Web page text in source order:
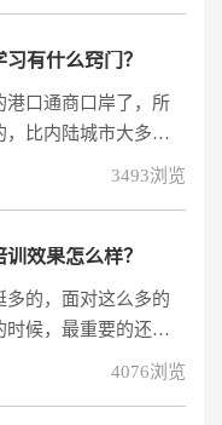
有什么窍门？
港口通商口岸了，所
，比内陆城市大多数
广州学习英语还是非
的证明，还是有合
3493浏览
效果怎么样？
的，面对这么多的
时候，最重要的还是
准等，看看是否适合
4076浏览